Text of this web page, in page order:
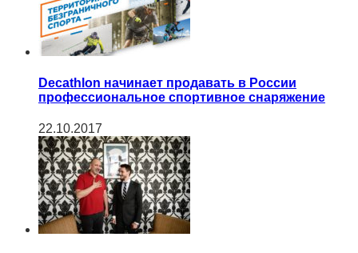
Decathlon начинает продавать в России
профессиональное спортивное снаряжение
22.10.2017